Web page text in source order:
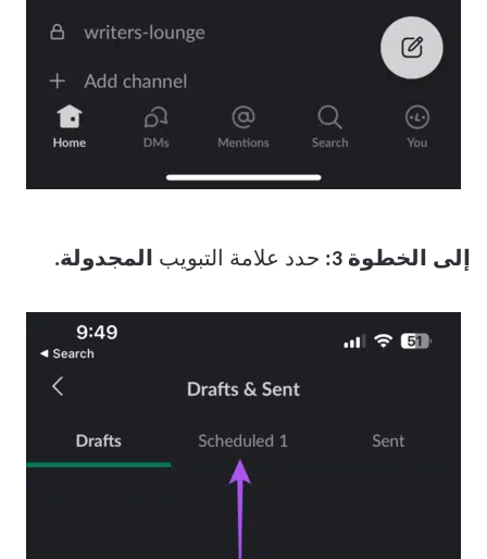
إلى الخطوة 3: حدد علامة التبويب المجدولة.